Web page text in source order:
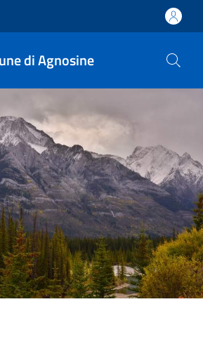
di Agnosine